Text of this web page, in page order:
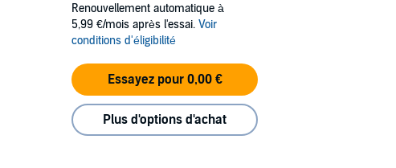
Renouvellement automatique à
5,99 €/mois après l'essai. Voir
conditions d'éligibilité
Essayez pour 0,00 €
Plus d'options d'achat